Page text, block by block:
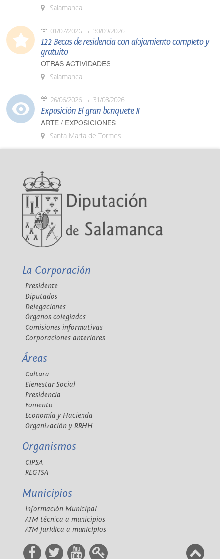
Salamanca
01/07/2026 30/09/2026
122 Becas de residencia con alojamiento completo y
gratuito
OTRAS ACTIVIDADES
Salamanca
26/06/2026 31/08/2026
Exposición El gran banquete II
ARTE / EXPOSICIONES
Santa Marta de Tormes
La Corporación
Presidente
Diputados
Delegaciones
Órganos colegiados
Comisiones informativas
Corporaciones anteriores
Áreas
Cultura
Bienestar Social
Presidencia
Fomento
Economía y Hacienda
Organización y RRHH
Organismos
CIPSA
REGTSA
Municipios
Información Municipal
ATM técnica a municipios
ATM jurídica a municipios